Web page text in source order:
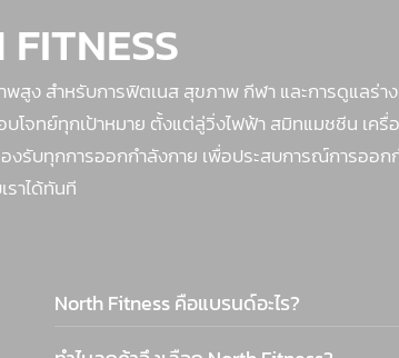
สำหรับการฟิตเนส สุขภาพ กีฬา และการดูแลร่าง
จทย์ทุกเป้าหมาย ตั้งแต่ลู่วิ่งไฟฟ้า สมิทแมชชีน เค
บทุกการออกกำลังกาย เพื่อประสบการณ์การออก
าได้ทันที
North Fitness คือแบรนด์อะไร?